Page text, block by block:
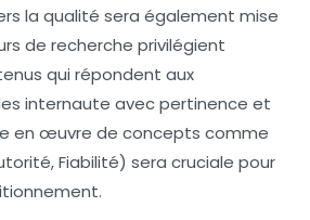
la qualité sera également mise
de recherche privilégient
qui répondent aux
internaute avec pertinence et
en œuvre de concepts comme
Fiabilité) sera cruciale pour